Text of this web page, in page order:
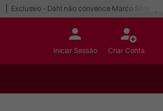
Exclusivo - Dahl não convence Marco Silva
Iniciar Sessão Criar Conta